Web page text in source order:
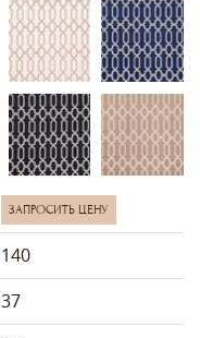
ЗАПРОСИТЬ ЦЕНУ
140
37